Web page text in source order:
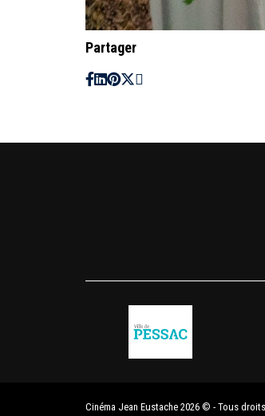
Partager
Cinéma Jean Eustache 2026 © - Tous